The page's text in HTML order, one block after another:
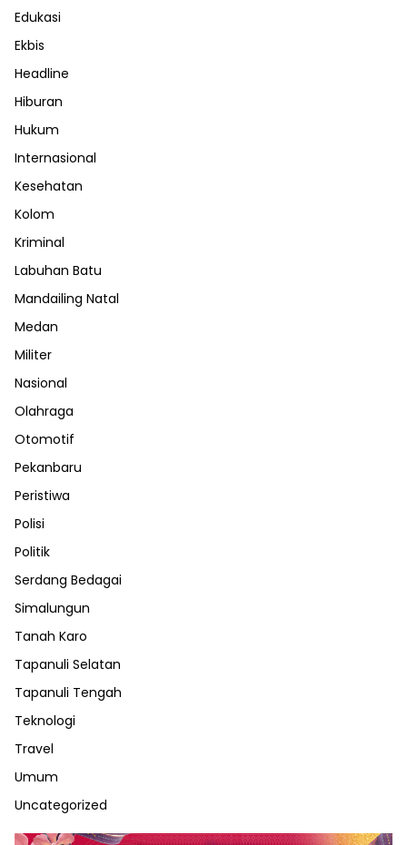
Edukasi
Ekbis
Headline
Hiburan
Hukum
Internasional
Kesehatan
Kolom
Kriminal
Labuhan Batu
Mandailing Natal
Medan
Militer
Nasional
Olahraga
Otomotif
Pekanbaru
Peristiwa
Polisi
Politik
Serdang Bedagai
Simalungun
Tanah Karo
Tapanuli Selatan
Tapanuli Tengah
Teknologi
Travel
Umum
Uncategorized